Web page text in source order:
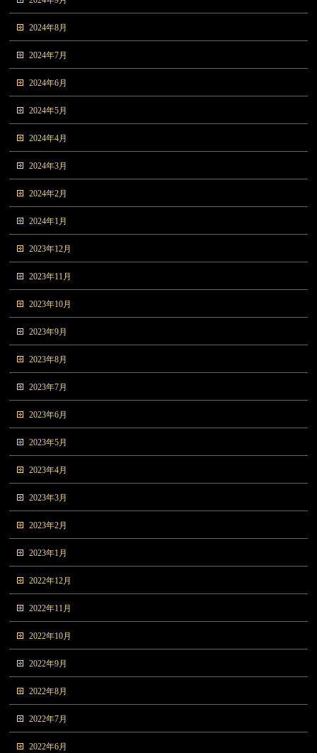
2024年8月
2024年7月
2024年6月
2024年5月
2024年4月
2024年3月
2024年2月
2024年1月
2023年12月
2023年11月
2023年10月
2023年9月
2023年8月
2023年7月
2023年6月
2023年5月
2023年4月
2023年3月
2023年2月
2023年1月
2022年12月
2022年11月
2022年10月
2022年9月
2022年8月
2022年7月
2022年6月